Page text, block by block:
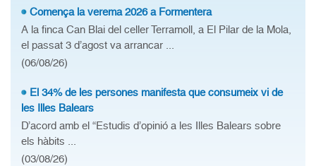
Comença la verema 2026 a Formentera
A la finca Can Blai del celler Terramoll, a El Pilar de la Mola,
el passat 3 d’agost va arrancar ...
(06/08/26)
El 34% de les persones manifesta que consumeix vi de
les Illes Balears
D’acord amb el “Estudis d’opinió a les Illes Balears sobre
els hàbits ...
(03/08/26)